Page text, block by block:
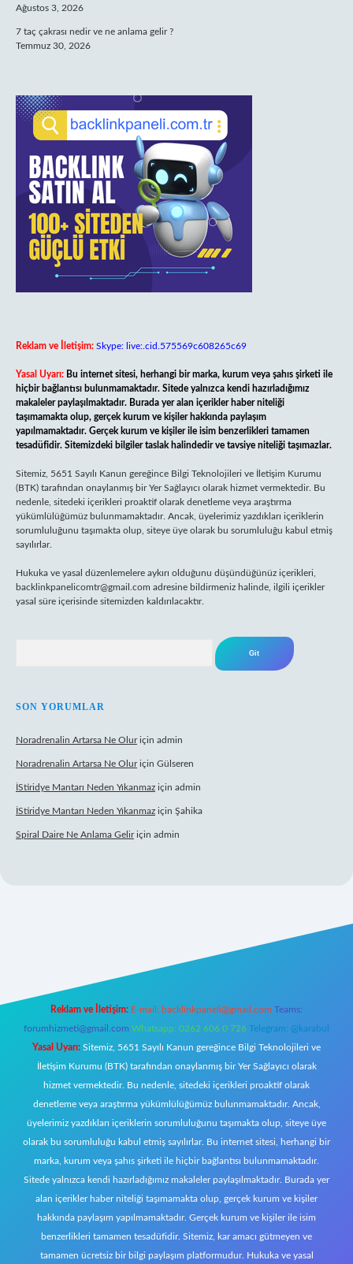
Ağustos 3, 2026
7 taç çakrası nedir ve ne anlama gelir ?
Temmuz 30, 2026
Reklam ve İletişim: Skype: live:.cid.575569c608265c69
Yasal Uyarı: Bu internet sitesi, herhangi bir marka, kurum veya şahıs şirketi ile
hiçbir bağlantısı bulunmamaktadır. Sitede yalnızca kendi hazırladığımız
makaleler paylaşılmaktadır. Burada yer alan içerikler haber niteliği
taşımamakta olup, gerçek kurum ve kişiler hakkında paylaşım
yapılmamaktadır. Gerçek kurum ve kişiler ile isim benzerlikleri tamamen
tesadüfidir. Sitemizdeki bilgiler taslak halindedir ve tavsiye niteliği taşımazlar.
Sitemiz, 5651 Sayılı Kanun gereğince Bilgi Teknolojileri ve İletişim Kurumu
(BTK) tarafından onaylanmış bir Yer Sağlayıcı olarak hizmet vermektedir. Bu
nedenle, sitedeki içerikleri proaktif olarak denetleme veya araştırma
yükümlülüğümüz bulunmamaktadır. Ancak, üyelerimiz yazdıkları içeriklerin
sorumluluğunu taşımakta olup, siteye üye olarak bu sorumluluğu kabul etmiş
sayılırlar.
Hukuka ve yasal düzenlemelere aykırı olduğunu düşündüğünüz içerikleri,
backlinkpanelicomtr@gmail.com adresine bildirmeniz halinde, ilgili içerikler
yasal süre içerisinde sitemizden kaldırılacaktır.
SON YORUMLAR
Noradrenalin Artarsa Ne Oluriçin admin
Noradrenalin Artarsa Ne Oluriçin Gülseren
İStiridye Mantarı Neden Yıkanmaz için admin
İStiridye Mantarı Neden Yıkanmaz için Şahika
Spiral Daire Ne Anlama Geliriçin admin
Reklam ve İletişim: E-mail: backlinkpaneli@gmail.com Teams:
forumhizmeti@gmail.com Whatsapp: 0262 606 0 726 Telegram: @karabul
Yasal Uyarı: Sitemiz, 5651 Sayılı Kanun gereğince Bilgi Teknolojileri ve
İletişim Kurumu (BTK) tarafından onaylanmış bir Yer Sağlayıcı olarak
hizmet vermektedir. Bu nedenle, sitedeki içerikleri proaktif olarak
denetleme veya araştırma yükümlülüğümüz bulunmamaktadır. Ancak,
üyelerimiz yazdıkları içeriklerin sorumluluğunu taşımakta olup, siteye üye
olarak bu sorumluluğu kabul etmiş sayılırlar. Bu internet sitesi, herhangi bir
marka, kurum veya şahıs şirketi ile hiçbir bağlantısı bulunmamaktadır.
Sitede yalnızca kendi hazırladığımız makaleler paylaşılmaktadır. Burada yer
alan içerikler haber niteliği taşımamakta olup, gerçek kurum ve kişiler
hakkında paylaşım yapılmamaktadır. Gerçek kurum ve kişiler ile isim
benzerlikleri tamamen tesadüfidir. Sitemiz, kar amacı gütmeyen ve
tamamen ücretsiz bir bilgi paylaşım platformudur. Hukuka ve yasal